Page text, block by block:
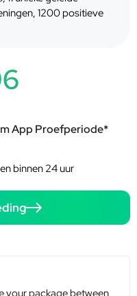
1200 positieve
App Proefperiode*
binnen 24 uur
your package between